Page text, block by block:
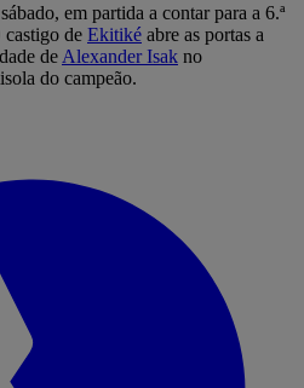
em partida a contar para a 6.ª
castigo de Ekitiké abre as portas a
de Alexander Isak no
do campeão.